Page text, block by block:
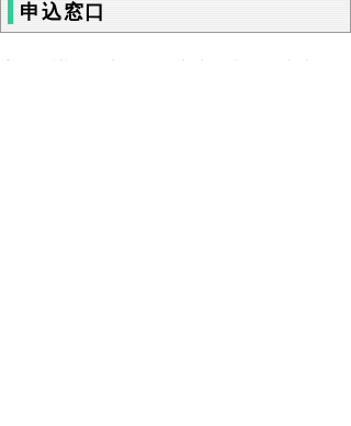
申込窓口